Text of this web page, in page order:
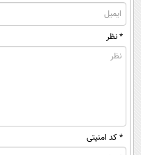
* نظر
* کد امنیتی